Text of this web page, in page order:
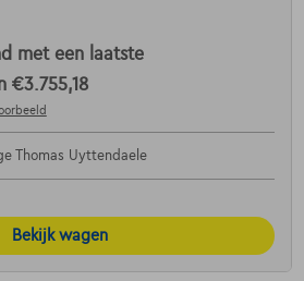
met een laatste
€3.755,18
Thomas Uyttendaele
Bekijk wagen